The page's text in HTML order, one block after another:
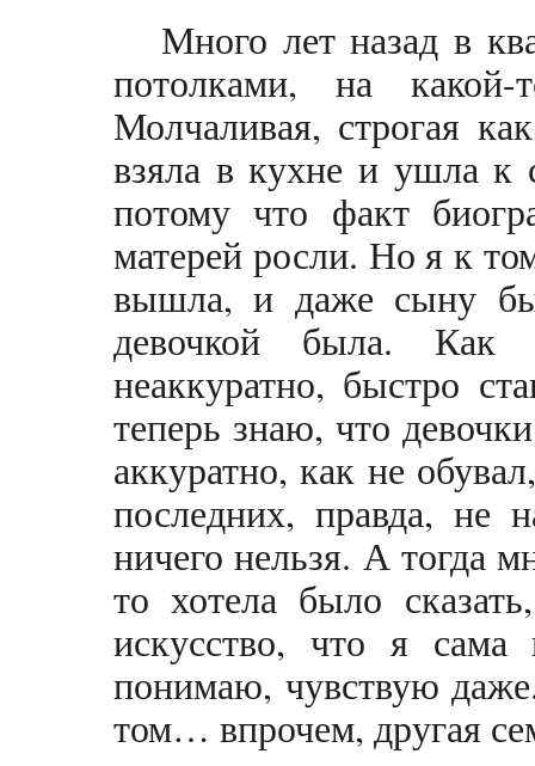
Много лет назад в
потолками, на какой-
Молчаливая, строгая
взяла в кухне и ушла к
потому что факт
матерей росли. Но я к
вышла, и даже сыну
девочкой была. Как
неаккуратно, быстро
теперь знаю, что
аккуратно, как не
последних, правда, не
ничего нельзя. А тогда
то хотела было
искусство, что я
понимаю, чувствую
том… впрочем, другая